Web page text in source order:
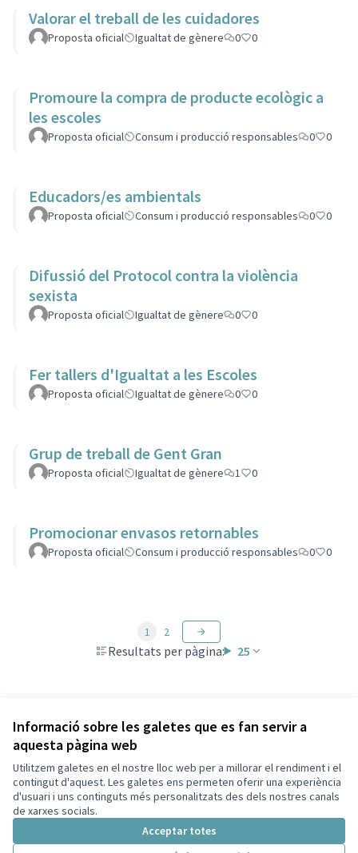
Informació sobre les galetes que es fan servir a
aquesta pàgina web
Utilitzem galetes en el nostre lloc web per a millorar el rendiment i el
contingut d'aquest. Les galetes ens permeten oferir una experiència
d'usuari i uns continguts més personalitzats des dels nostres canals
de xarxes socials.
Acceptar totes
Valorar el treball de les cuidadores
Proposta oficial Igualtat de gènere 0 0
Promoure la compra de producte ecològic a
les escoles
Proposta oficial Consum i producció responsables 0 0
Educadors/es ambientals
Proposta oficial Consum i producció responsables 0 0
Difussió del Protocol contra la violència
sexista
Proposta oficial Igualtat de gènere 0 0
Fer tallers d'Igualtat a les Escoles
Proposta oficial Igualtat de gènere 0 0
Grup de treball de Gent Gran
Proposta oficial Igualtat de gènere 1 0
Promocionar envasos retornables
Proposta oficial Consum i producció responsables 0 0
Resultats per pàgina: 25
1 2
Veure totes les propostes retirades
Termes i condicions d'ús
Configuració de les galetes
Decidim Sant Cugat a X
(Enllaç extern)
Decidim Sant Cugat a Facebook
Decidim Sant Cugat a Instagram
Decidim Sant Cugat a GitHub
(Enllaç extern)